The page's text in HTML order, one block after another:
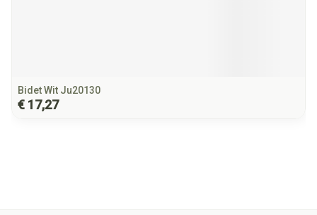
Bidet Wit Ju20130
€ 17,27